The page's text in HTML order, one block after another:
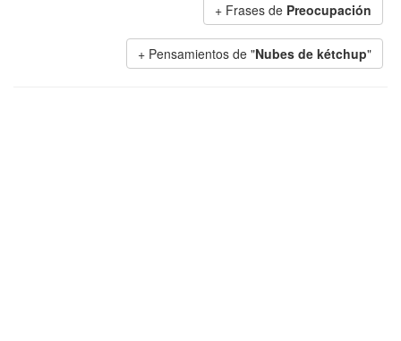
+ Frases de Preocupación
+ Pensamientos de "Nubes de kétchup"